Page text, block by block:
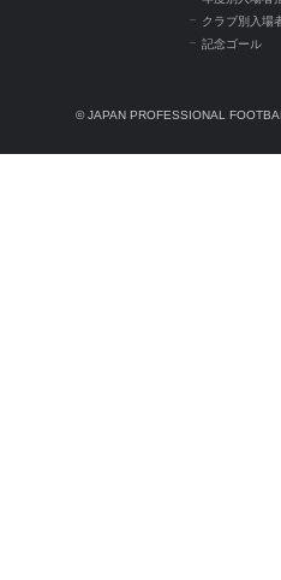
クラブ別入場
記念ゴール
© JAPAN PROFESSIONAL